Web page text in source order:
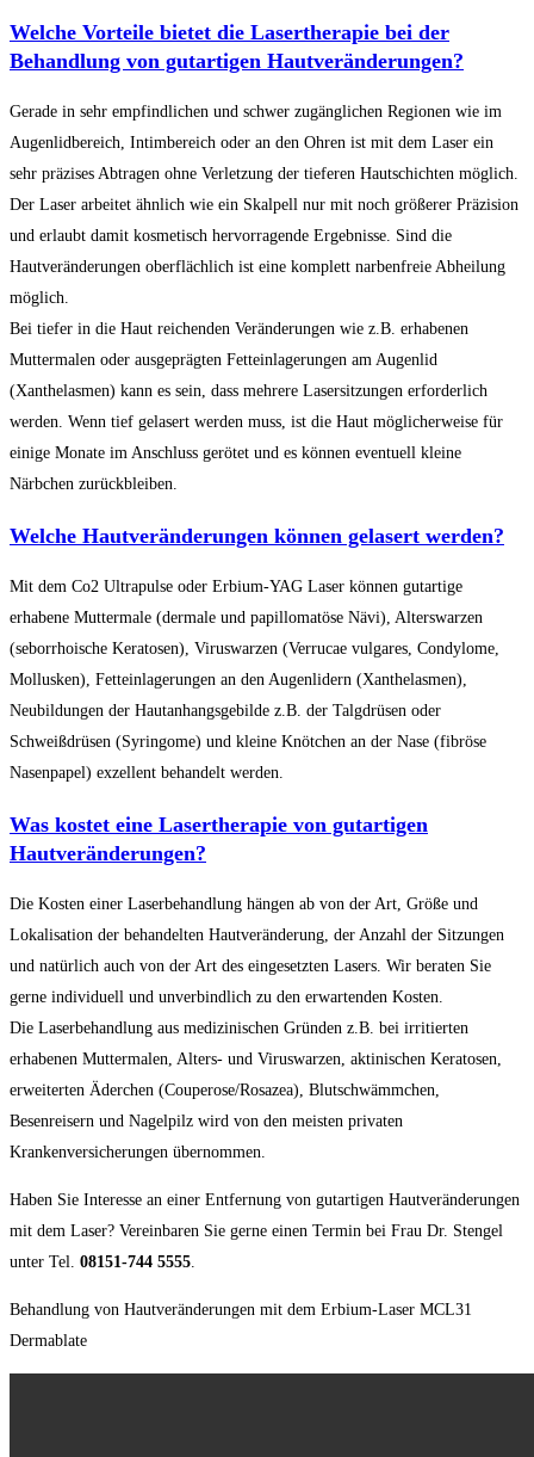
Welche Vorteile bietet die Lasertherapie bei der
Behandlung von gutartigen Hautveränderungen?
Gerade in sehr empfindlichen und schwer zugänglichen Regionen wie im
Augenlidbereich, Intimbereich oder an den Ohren ist mit dem Laser ein
sehr präzises Abtragen ohne Verletzung der tieferen Hautschichten möglich.
Der Laser arbeitet ähnlich wie ein Skalpell nur mit noch größerer Präzision
und erlaubt damit kosmetisch hervorragende Ergebnisse. Sind die
Hautveränderungen oberflächlich ist eine komplett narbenfreie Abheilung
möglich.
Bei tiefer in die Haut reichenden Veränderungen wie z.B. erhabenen
Muttermalen oder ausgeprägten Fetteinlagerungen am Augenlid
(Xanthelasmen) kann es sein, dass mehrere Lasersitzungen erforderlich
werden. Wenn tief gelasert werden muss, ist die Haut möglicherweise für
einige Monate im Anschluss gerötet und es können eventuell kleine
Närbchen zurückbleiben.
Welche Hautveränderungen können gelasert werden?
Mit dem Co2 Ultrapulse oder Erbium-YAG Laser können gutartige
erhabene Muttermale (dermale und papillomatöse Nävi), Alterswarzen
(seborrhoische Keratosen), Viruswarzen (Verrucae vulgares, Condylome,
Mollusken), Fetteinlagerungen an den Augenlidern (Xanthelasmen),
Neubildungen der Hautanhangsgebilde z.B. der Talgdrüsen oder
Schweißdrüsen (Syringome) und kleine Knötchen an der Nase (fibröse
Nasenpapel) exzellent behandelt werden.
Was kostet eine Lasertherapie von gutartigen
Hautveränderungen?
Die Kosten einer Laserbehandlung hängen ab von der Art, Größe und
Lokalisation der behandelten Hautveränderung, der Anzahl der Sitzungen
und natürlich auch von der Art des eingesetzten Lasers. Wir beraten Sie
gerne individuell und unverbindlich zu den erwartenden Kosten.
Die Laserbehandlung aus medizinischen Gründen z.B. bei irritierten
erhabenen Muttermalen, Alters- und Viruswarzen, aktinischen Keratosen,
erweiterten Äderchen (Couperose/Rosazea), Blutschwämmchen,
Besenreisern und Nagelpilz wird von den meisten privaten
Krankenversicherungen übernommen.
Haben Sie Interesse an einer Entfernung von gutartigen Hautveränderungen
mit dem Laser? Vereinbaren Sie gerne einen Termin bei Frau Dr. Stengel
unter Tel. 08151-744 5555
Behandlung von Hautveränderungen mit dem Erbium-Laser MCL31
Dermablate